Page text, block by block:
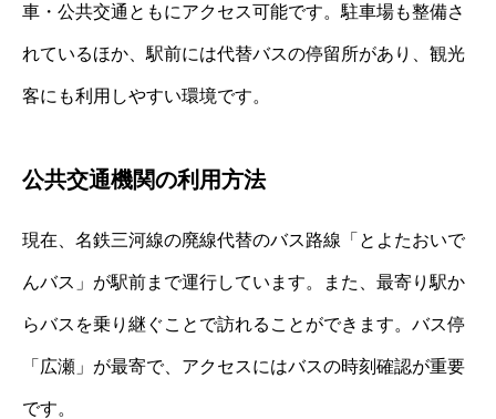
車・公共交通ともにアクセス可能です。駐車場も整備さ
れているほか、駅前には代替バスの停留所があり、観光
客にも利用しやすい環境です。
公共交通機関の利用方法
現在、名鉄三河線の廃線代替のバス路線「とよたおいで
んバス」が駅前まで運行しています。また、最寄り駅か
らバスを乗り継ぐことで訪れることができます。バス停
「広瀬」が最寄で、アクセスにはバスの時刻確認が重要
です。